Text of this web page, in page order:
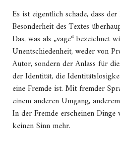
Es ist eigentlich schade, dass
Besonderheit des Textes
Das, was als „vage“ bezeichnet
Unentschiedenheit, weder von
Autor, sondern der Anlass für
der Identität, die
eine Fremde ist. Mit fremder
einem anderen Umgang,
In der Fremde erscheinen Dinge
keinen Sinn mehr.